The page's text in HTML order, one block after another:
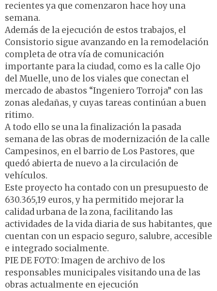
recientes ya que comenzaron hace hoy una
semana.
Además de la ejecución de estos trabajos, el
Consistorio sigue avanzando en la remodelación
completa de otra vía de comunicación
importante para la ciudad, como es la calle Ojo
del Muelle, uno de los viales que conectan el
mercado de abastos “Ingeniero Torroja” con las
zonas aledañas, y cuyas tareas continúan a buen
ritimo.
A todo ello se una la finalización la pasada
semana de las obras de modernización de la calle
Campesinos, en el barrio de Los Pastores, que
quedó abierta de nuevo a la circulación de
vehículos.
Este proyecto ha contado con un presupuesto de
630.365,19 euros, y ha permitido mejorar la
calidad urbana de la zona, facilitando las
actividades de la vida diaria de sus habitantes, que
cuentan con un espacio seguro, salubre, accesible
e integrado socialmente.
PIE DE FOTO: Imagen de archivo de los
responsables municipales visitando una de las
obras actualmente en ejecución